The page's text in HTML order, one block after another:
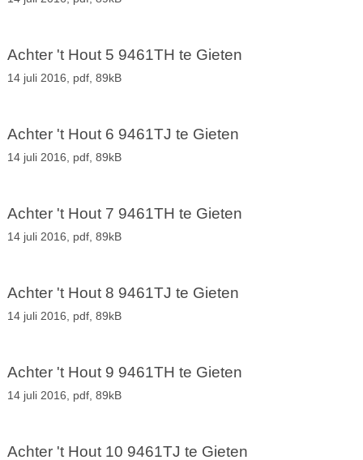
Achter 't Hout 5 9461TH te Gieten
14 juli 2016, pdf, 89kB
Achter 't Hout 6 9461TJ te Gieten
14 juli 2016, pdf, 89kB
Achter 't Hout 7 9461TH te Gieten
14 juli 2016, pdf, 89kB
Achter 't Hout 8 9461TJ te Gieten
14 juli 2016, pdf, 89kB
Achter 't Hout 9 9461TH te Gieten
14 juli 2016, pdf, 89kB
Achter 't Hout 10 9461TJ te Gieten